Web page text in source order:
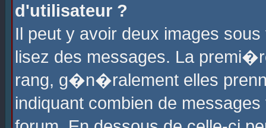
d'utilisateur ?
Il peut y avoir deux images
lisez des messages. La
rang, g�n�ralement elles
indiquant combien de